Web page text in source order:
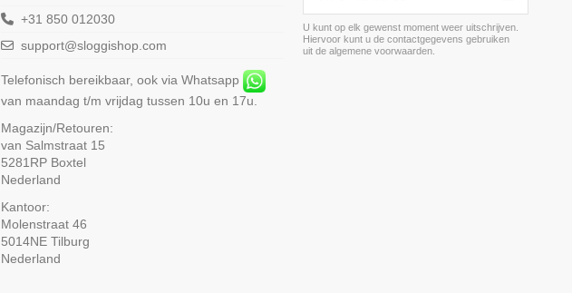
+31 850 012030
support@sloggishop.com
Telefonisch bereikbaar, ook via Whatsapp
van maandag t/m vrijdag tussen 10u en 17u.
Magazijn/Retouren:
van Salmstraat 15
5281RP Boxtel
Nederland
Kantoor:
Molenstraat 46
5014NE Tilburg
Nederland
U kunt op elk gewenst moment weer uitschrijven.
Hiervoor kunt u de contactgegevens gebruiken
uit de algemene voorwaarden.